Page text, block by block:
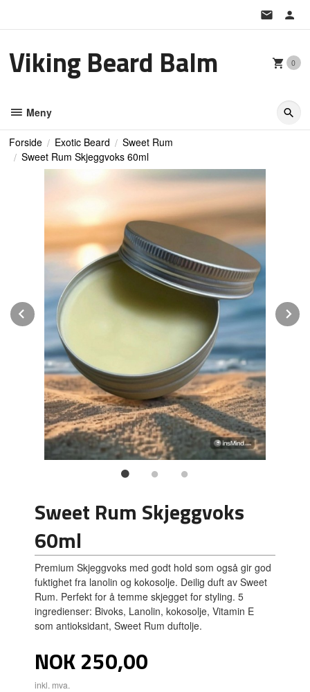
Viking Beard Balm 0
Meny
Forside Exotic Beard
Sweet Rum
Sweet Rum Skjeggvoks 60ml
Prev
Sweet Rum Skjeggvoks
60ml
Premium Skjeggvoks med godt hold som også gir god
fuktighet fra lanolin og kokosolje. Deilig duft av Sweet
Rum. Perfekt for å temme skjegget for styling. 5
ingredienser: Bivoks, Lanolin, kokosolje, Vitamin E
som antioksidant, Sweet Rum duftolje.
Pris
NOK250,00
inkl. mva.